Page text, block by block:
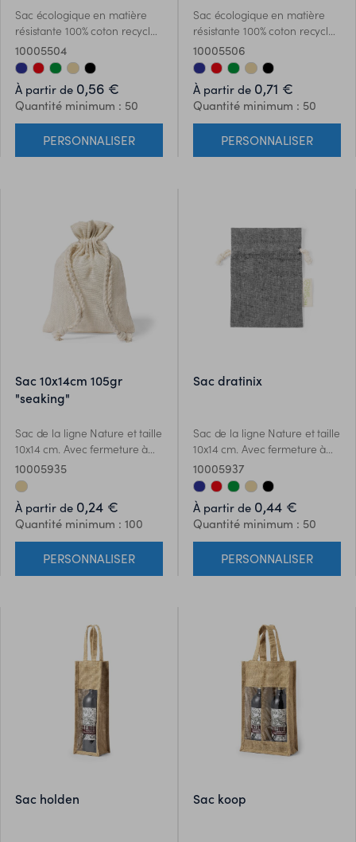
Sac écologique en matière
résistante 100% coton recyclé
GRS de 120g/m2. Certification
GRS (Global Recycled
Standard / Global Recycling
Standard), qui garantit
lorigine recyclée du matériau
utilisé pour fabriquer le
produit. Fermeture à cordon
en coton et finition cousue,
10005504
À partir de 0,56 €
Quantité minimum : 50
PERSONNALISER
Sac écologique en matière
résistante 100% coton recyclé
GRS de 120g/m2. Certification
GRS (Global Recycled
Standard / Global Recycling
Standard), qui garantit
lorigine recyclée du matériau
utilisé pour fabriquer le
produit. Fermeture à cordon
en coton et finition cousue,
10005506
À partir de 0,71 €
Quantité minimum : 50
PERSONNALISER
sac 10x14cm 105gr
"seaking"
Sac de la ligne Nature et taille
10x14 cm. Avec fermeture à
cordon et en 100% coton de
105g/m2. Marquage facile et
spécialement conçu pour les
petits objets.
10005935
À partir de 0,24 €
Quantité minimum : 100
PERSONNALISER
sac dratinix
Sac de la ligne Nature et taille
10x14 cm. Avec fermeture à
cordon et fabriqué en 100%
coton recyclé GRS 120g/m2.
Marquage facile et
spécialement conçu pour les
petits objets, avec du coton
recyclé distinctif sur létiquette
extérieure. Certification GRS
disponible (Global Recycled
lorigine recyclée du matériau
utilisé pour fabriquer le
produit. Disponible dans une
large gamme de couleurs.
10005937
À partir de 0,44 €
Quantité minimum : 50
PERSONNALISER
sac holden sac koop